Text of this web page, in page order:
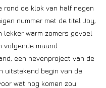
rond de klok van half negen
nummer met de titel Joy,
warm zomers gevoel
volgende maand
een nevenproject van de
uitstekend begin van de
wat nog komen zou.